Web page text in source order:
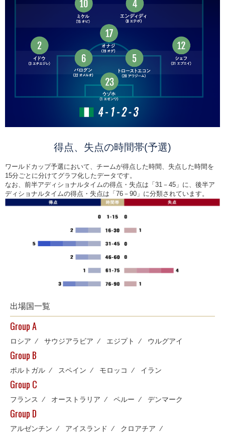
得点、失点の時間帯(予選)
ワールドカップ予選において、チームが得点した時間、失点した時間を
15分ごとに分けてグラフ化したデータです。
なお、前半アディショナルタイムの得点・失点は「31－45」に、後半ア
ディショナルタイムの得点・失点は「76－90」に分類されています。
出場国一覧
Group A
ロシア ⁄ サウジアラビア ⁄ エジプト ⁄ ウルグアイ
Group B
ポルトガル ⁄ スペイン ⁄ モロッコ ⁄ イラン
Group C
フランス ⁄ オーストラリア ⁄ ペルー ⁄ デンマーク
Group D
アルゼンチン ⁄ アイスランド ⁄ クロアチア ⁄